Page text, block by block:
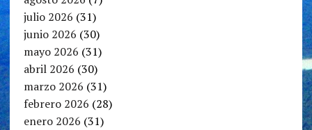
julio 2026 (31)
junio 2026 (30)
mayo 2026 (31)
abril 2026 (30)
marzo 2026 (31)
febrero 2026 (28)
enero 2026 (31)